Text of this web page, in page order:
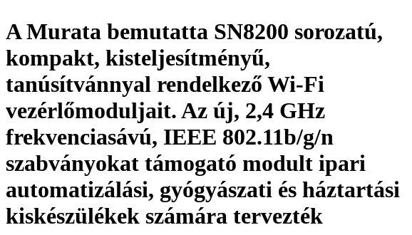
A Murata bemutatta SN8200 sorozatú,
kompakt, kisteljesítményű,
tanúsítvánnyal rendelkező Wi-Fi
vezérlőmoduljait. Az új, 2,4 GHz
frekvenciasávú, IEEE 802.11b/g/n
szabványokat támogató modult ipari
automatizálási, gyógyászati és háztartási
kiskészülékek számára tervezték